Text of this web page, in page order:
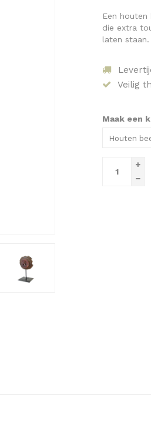
Een
die extra
laten staan.
Veilig
Maak een
Houten